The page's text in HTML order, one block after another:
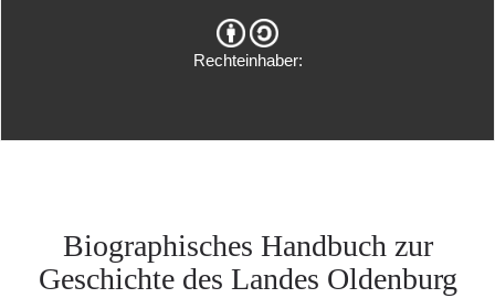
Rechteinhaber:
Biographisches Handbuch zur
Geschichte des Landes Oldenburg